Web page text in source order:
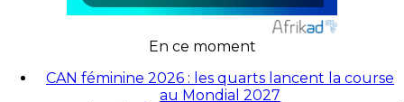
En ce moment
CAN féminine 2026 : les quarts lancent la course
au Mondial 2027